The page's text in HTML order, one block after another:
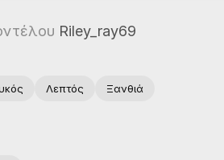
Riley_ray69
Λεπτός
Ξανθιά